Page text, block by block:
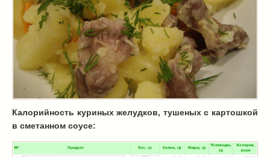
Вкусные враги фигуры… (44)
десерты(2)
Масленица (17)
пироги(8)
рецепты теста(2)
торты(12)
без выпечки(5)
хворост(1)
Вкусные полезности
(0)
Калорийность куриных желудков, тушеных с картошкой
в сметанном соусе: